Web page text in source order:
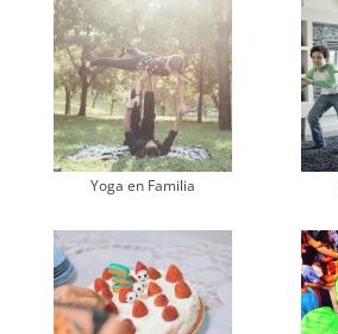
Yoga en Familia